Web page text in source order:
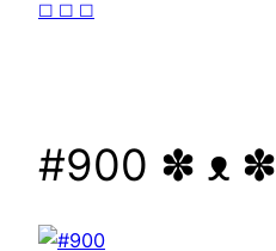
☐ ☐ ☐
#900 ✽ ᴥ ✽